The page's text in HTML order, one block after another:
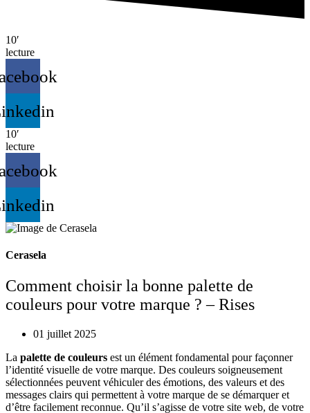
10′
lecture
10′
lecture
Cerasela
Comment choisir la bonne palette de
couleurs pour votre marque ? – Rises
01 juillet 2025
La palette de couleurs est un élément fondamental pour façonner
l’identité visuelle de votre marque. Des couleurs soigneusement
sélectionnées peuvent véhiculer des émotions, des valeurs et des
messages clairs qui permettent à votre marque de se démarquer et
d’être facilement reconnue. Qu’il s’agisse de votre site web, de votre